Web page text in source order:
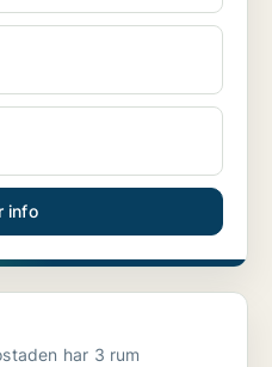
info
att hyra i Flen Bostaden har 3 rum